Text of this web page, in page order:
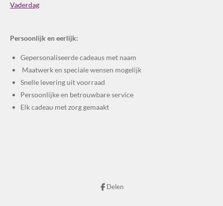
Vaderdag
Persoonlijk en eerlijk:
Gepersonaliseerde cadeaus met naam
Maatwerk en speciale wensen mogelijk
Snelle levering uit voorraad
Persoonlijke en betrouwbare service
Elk cadeau met zorg gemaakt
Delen